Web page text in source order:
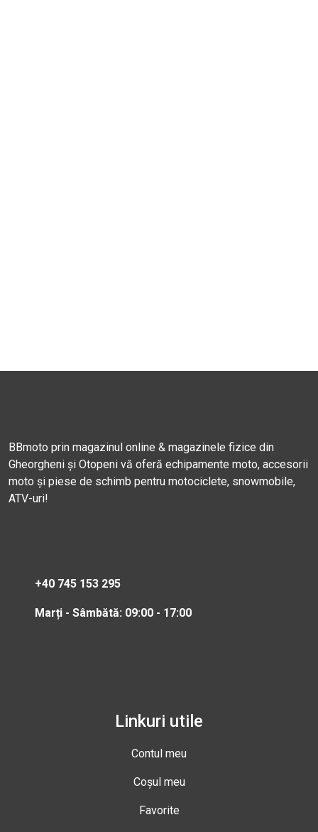
BBmoto prin magazinul online & magazinele fizice din
Gheorgheni și Otopeni vă oferă echipamente moto, accesorii
moto și piese de schimb pentru motociclete, snowmobile,
ATV-uri!
+40 745 153 295
Marți - Sâmbătă: 09:00 - 17:00
Linkuri utile
Contul meu
Coșul meu
Favorite